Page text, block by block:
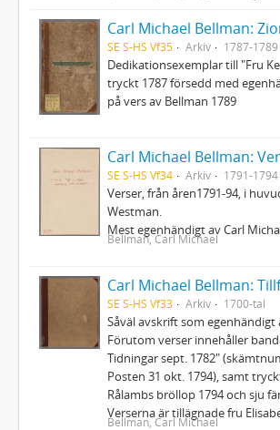
Carl Michael Bellman:
SE S-HS Vf35 Arkiv 1787-1789
Dedikationsexemplar till "Fru
tryckt 1787 försedd med
på vers av Bellman 1789
SE S-HS Vf34 Arkiv 1791-1794
Verser, från åren1791-94, i
Westman.
Mest egenhändigt av Carl
Bellman, Carl Michael
SE S-HS Vf33 Arkiv 1700-tal
Såväl avskrift som egenhändigt
Förutom verser innehåller
Tidningar sept. 1782"
Posten 31 okt. 1794), samt
Rålambs bröllop 1794 och sju
Verserna är tillägnade fru
Bellman, Carl Michael